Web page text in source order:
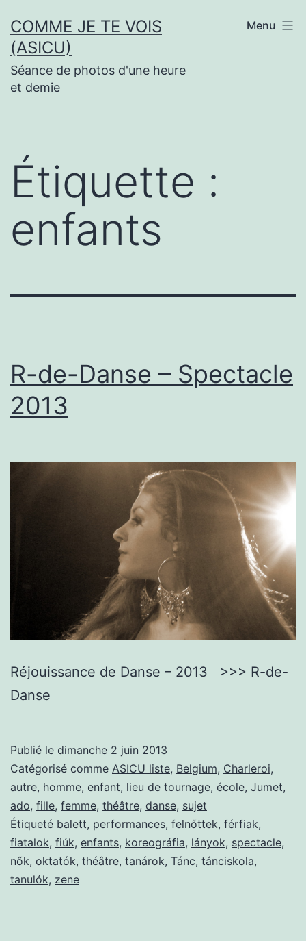
au
contenu
COMME JE TE VOIS
(ASICU)
Séance de photos d'une heure
et demie
Menu
Étiquette :
enfants
R-de-Danse – Spectacle
2013
Réjouissance de Danse – 2013 >>> R-de-
Danse
Publié le dimanche 2 juin 2013
Catégorisé comme ASICU liste, Belgium, Charleroi,
autre, homme, enfant, lieu de tournage, école, Jumet,
ado, fille, femme, théâtre, danse, sujet
Étiqueté balett, performances, felnőttek, férfiak,
fiatalok, fiúk, enfants, koreográfia, lányok, spectacle,
nők, oktatók, théâtre, tanárok, Tánc, tánciskola,
tanulók, zene